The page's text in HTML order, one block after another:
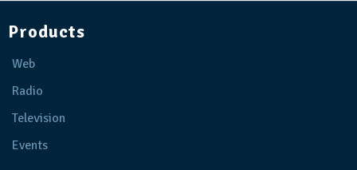
Products
Web
Radio
Television
Events